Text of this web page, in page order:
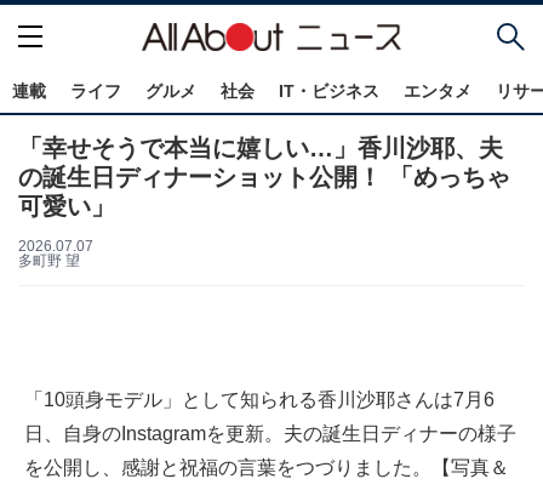
連載 ライフ グルメ 社会 IT・ビジネス エンタメ リサ
「幸せそうで本当に嬉しい…」香川沙耶、夫
の誕生日ディナーショット公開！ 「めっちゃ
可愛い」
2026.07.07
多町野 望
「10頭身モデル」として知られる香川沙耶さんは7月6
日、自身のInstagramを更新。夫の誕生日ディナーの様子
を公開し、感謝と祝福の言葉をつづりました。【写真＆